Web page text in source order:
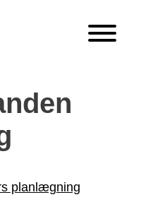
planlægning